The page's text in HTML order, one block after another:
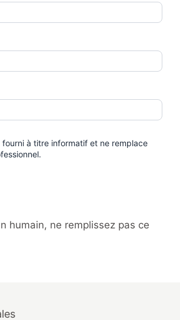
fourni à titre informatif et ne remplace
humain, ne remplissez pas ce